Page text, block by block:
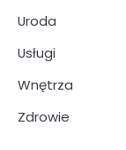
Uroda
Usługi
Wnętrza
Zdrowie